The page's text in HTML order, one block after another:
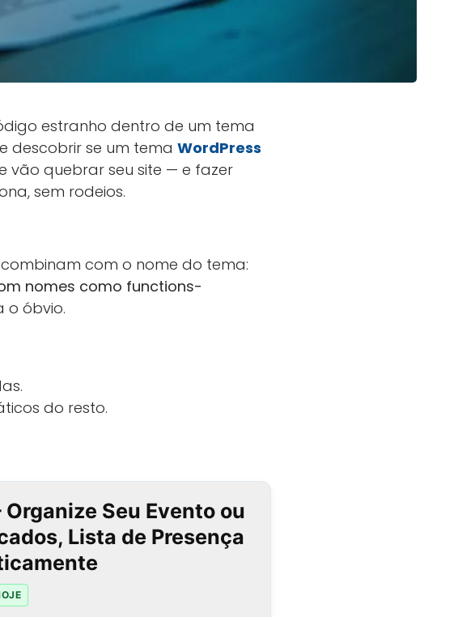
estranho dentro de um tema
descobrir se um tema WordPress
vão quebrar seu site — e fazer
sem rodeios.
com o nome do tema:
nomes como functions-
o óbvio.
do resto.
Seu Evento ou
Lista de Presença